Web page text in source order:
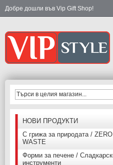
Добре дошли във Vip Gift Shop!
НОВИ ПРОДУКТИ
С грижа за природата / ZERO
WASTE
Форми за печене /
инструменти